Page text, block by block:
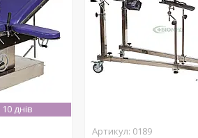
днів
0189